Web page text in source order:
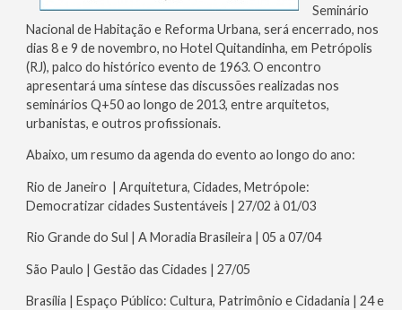
Seminário
Nacional de Habitação e Reforma Urbana, será encerrado, nos
dias 8 e 9 de novembro, no Hotel Quitandinha, em Petrópolis
(RJ), palco do histórico evento de 1963. O encontro
apresentará uma síntese das discussões realizadas nos
seminários Q+50 ao longo de 2013, entre arquitetos,
urbanistas, e outros profissionais.
Abaixo, um resumo da agenda do evento ao longo do ano:
Rio de Janeiro | Arquitetura, Cidades, Metrópole:
Democratizar cidades Sustentáveis | 27/02 à 01/03
Rio Grande do Sul | A Moradia Brasileira | 05 a 07/04
São Paulo | Gestão das Cidades | 27/05
Brasília | Espaço Público: Cultura, Patrimônio e Cidadania | 24 e